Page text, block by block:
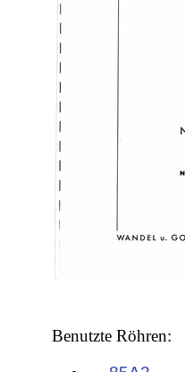
Benutzte Röhren: